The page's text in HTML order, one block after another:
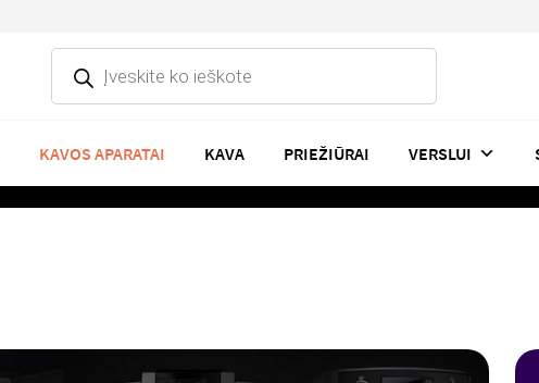
Products
search
KAVOS APARATAI KAVA PRIEŽIŪRAI VERSLUI